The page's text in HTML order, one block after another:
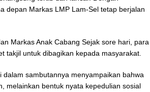
depan Markas LMP Lam-Sel tetap berjalan
Markas Anak Cabang Sejak sore hari, para
takjil untuk dibagikan kepada masyarakat.
dalam sambutannya menyampaikan bahwa
melainkan bentuk nyata kepedulian sosial